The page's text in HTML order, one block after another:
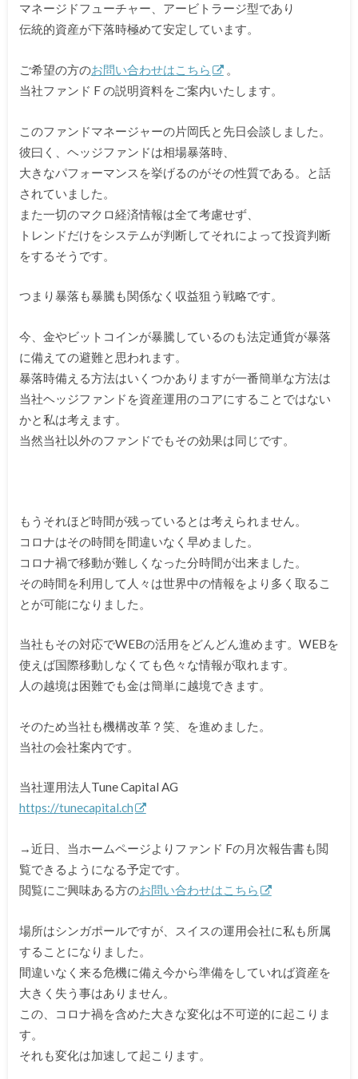
マネージドフューチャー、 アービトラージ型であり
伝統的資産が下落時極めて安定しています。
ご希望の方のお問い合わせはこちら
。
当社ファンド F の説明資料をご案内いたします。
このファンドマネージャーの片岡氏と先日会談しました。
彼曰く、ヘッジファンドは相場暴落時、
大きなパフォーマンスを挙げるのがその性質である。
と話
されていました。
また一切のマクロ経済情報は全て考慮せず、
トレンドだけをシステムが判断してそれによって投資判断
をするそうです。
つまり暴落も暴騰も関係なく収益狙う戦略です。
今、 金やビットコインが暴騰しているのも法定通貨が暴落
に備えての避難と思われます。
暴落時備える方法はいくつかありますが一番簡単な方法は
当社ヘッ ジファンドを資産運用のコアにすることではない
かと私は考えます。
当然当社以外のファンドでもその効果は同じです。
もうそれほど時間が残っているとは考えられません。
コロナはその時間を間違いなく早めました。
コロナ禍で移動が難しくなった分時間が出来ました。
その時間を利用して人々は世界中の情報をより多く取るこ
とが可能になりました。
当社もその対応でWEBの活用をどんどん進めます。WEBを
使えば国際移動しなくても色々な情報が取れます。
人の越境は困難でも金は簡単に越境できます。
そのため当社も機構改革？笑、を進めました。
当社の会社案内です。
当社運用法人Tune Capital AG
https://tunecapital.ch
→近日、当ホームページよりファンド Fの月次報告書も閲
覧できるようになる予定です。
閲覧にご興味ある方のお問い合わせはこちら
場所はシンガポールですが、スイスの運用会社に私も所属
することになりました。
間違いなく来る危機に備え今から準備をしていれば資産を
大きく失う事はありません。
この、コロナ禍を含めた大きな変化は不可逆的に起こりま
す。
それも変化は加速して起こります。